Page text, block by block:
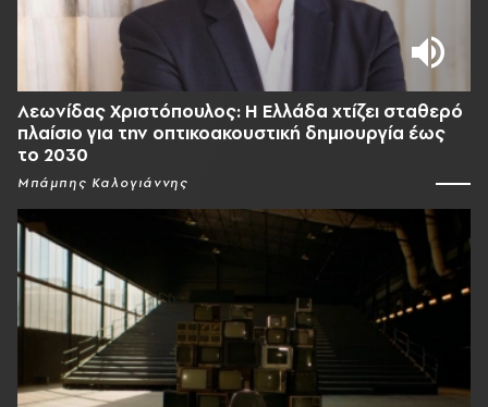
Λεωνίδας Χριστόπουλος: Η Ελλάδα χτίζει σταθερό
πλαίσιο για την οπτικοακουστική δημιουργία έως
το 2030
Μπάμπης Καλογιάννης